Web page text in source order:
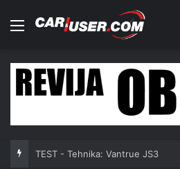
Meni
TEST - Tehnika: Vantrue JS3